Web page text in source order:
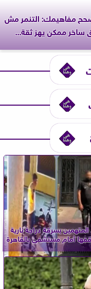
مفاهيمك: التنمر مش
ساخر ممكن يهز ثقة...
بسرقة دراجة نارية
أمام مستشفى بالقاهرة